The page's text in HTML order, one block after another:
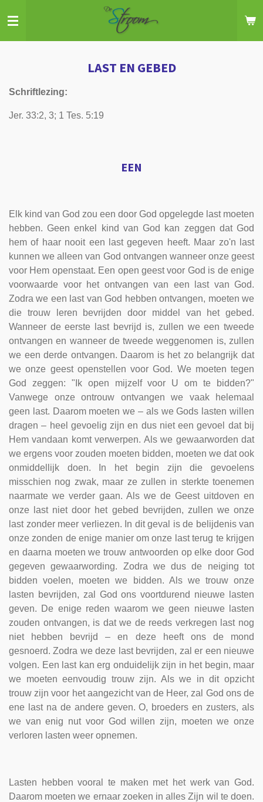
direct
naar
LAST EN GEBED
Schriftlezing:
Jer. 33:2, 3; 1 Tes. 5:19
EEN
Elk kind van God zou een door God opgelegde last moeten
hebben. Geen enkel kind van God kan zeggen dat God
hem of haar nooit een last gegeven heeft. Maar zo'n last
kunnen we alleen van God ontvangen wanneer onze geest
voor Hem openstaat. Een open geest voor God is de enige
voorwaarde voor het ontvangen van een last van God.
Zodra we een last van God hebben ontvangen, moeten we
die trouw leren bevrijden door middel van het gebed.
Wanneer de eerste last bevrijd is, zullen we een tweede
ontvangen en wanneer de tweede weggenomen is, zullen
we een derde ontvangen. Daarom is het zo belangrijk dat
we onze geest openstellen voor God. We moeten tegen
God zeggen: "Ik open mijzelf voor U om te bidden?"
Vanwege onze ontrouw ontvangen we vaak helemaal
geen last. Daarom moeten we – als we Gods lasten willen
dragen – heel gevoelig zijn en dus niet een gevoel dat bij
Hem vandaan komt verwerpen. Als we gewaarworden dat
we ergens voor zouden moeten bidden, moeten we dat ook
onmiddellijk doen. In het begin zijn die gevoelens
misschien nog zwak, maar ze zullen in sterkte toenemen
naarmate we verder gaan. Als we de Geest uitdoven en
onze last niet door het gebed bevrijden, zullen we onze
last zonder meer verliezen. In dit geval is de belijdenis van
onze zonden de enige manier om onze last terug te krijgen
en daarna moeten we trouw antwoorden op elke door God
gegeven gewaarwording. Zodra we dus de neiging tot
bidden voelen, moeten we bidden. Als we trouw onze
lasten bevrijden, zal God ons voortdurend nieuwe lasten
geven. De enige reden waarom we geen nieuwe lasten
zouden ontvangen, is dat we de reeds verkregen last nog
niet hebben bevrijd – en deze heeft ons de mond
gesnoerd. Zodra we deze last bevrijden, zal er een nieuwe
volgen. Een last kan erg onduidelijk zijn in het begin, maar
we moeten eenvoudig trouw zijn. Als we in dit opzicht
trouw zijn voor het aangezicht van de Heer, zal God ons de
ene last na de andere geven. O, broeders en zusters, als
we van enig nut voor God willen zijn, moeten we onze
verloren lasten weer opnemen.
Lasten hebben vooral te maken met het werk van God.
Daarom moeten we ernaar zoeken in alles Zijn wil te doen.